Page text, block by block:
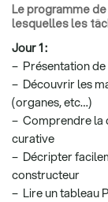
Le programme
lesquelles les
Jour 1 :
– Présentation
– Découvrir les
(organes, etc…)
– Comprendre la
curative
– Décripter
constructeur
– Lire un tableau